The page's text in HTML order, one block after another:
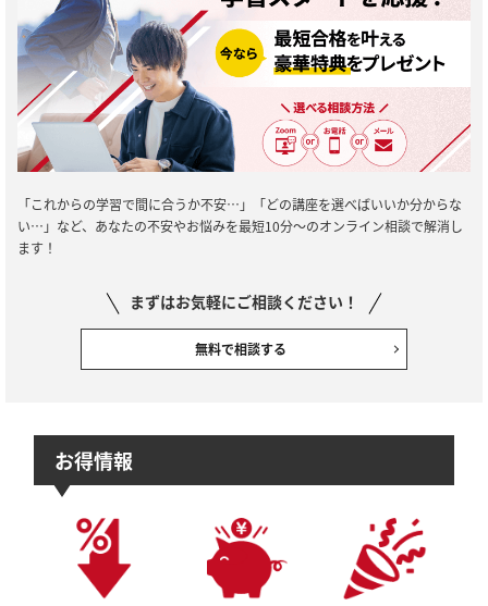
「これからの学習で間に合うか不安…」「どの講座を選べばいいか分からな
い…」など、あなたの不安やお悩みを最短10分～のオンライン相談で解消し
ます！
まずはお気軽にご相談ください！
無料で相談する
お得情報